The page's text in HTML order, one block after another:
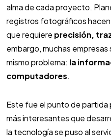
alma de cada proyecto.
registros fotográficos
que requiere precisión,
embargo, muchas
mismo problema: la
computadores.
Este fue el punto de partida
más interesantes que
la tecnología se puso al